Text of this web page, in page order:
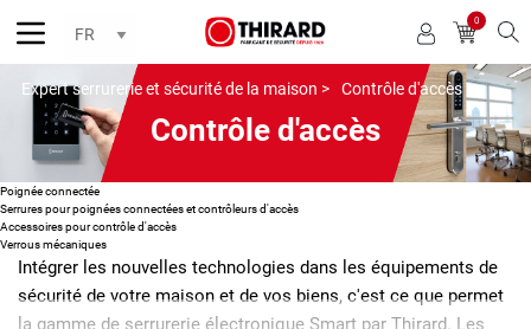
0
Expert serrurerie et sécurité de la maison > Contrôle d'accès
Contrôle d'accès
Poignée connectée
Serrures pour poignées connectées et contrôleurs d'accès
Accessoires pour contrôle d'accès
Verrous mécaniques
Intégrer les nouvelles technologies dans les équipements de
sécurité de votre maison et de vos biens, c'est ce que permet
la gamme de serrurerie électronique Smart par Thirard. Les